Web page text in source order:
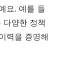
요. 예를 들
다양한 정책
력을 증명해